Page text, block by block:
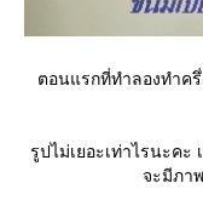
ตอนแรกที่ทำลองทำค
รูปไม่เยอะเท่าไรนะค
จะมีภา